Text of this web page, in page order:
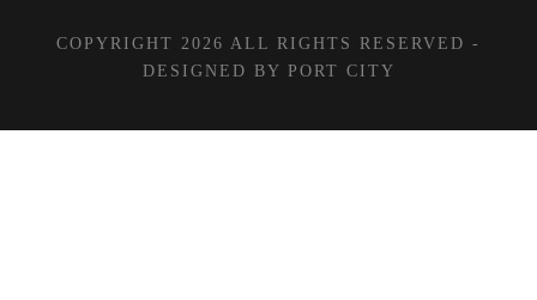
COPYRIGHT 2026 ALL RIGHTS RESERVED -
DESIGNED BY PORT CITY